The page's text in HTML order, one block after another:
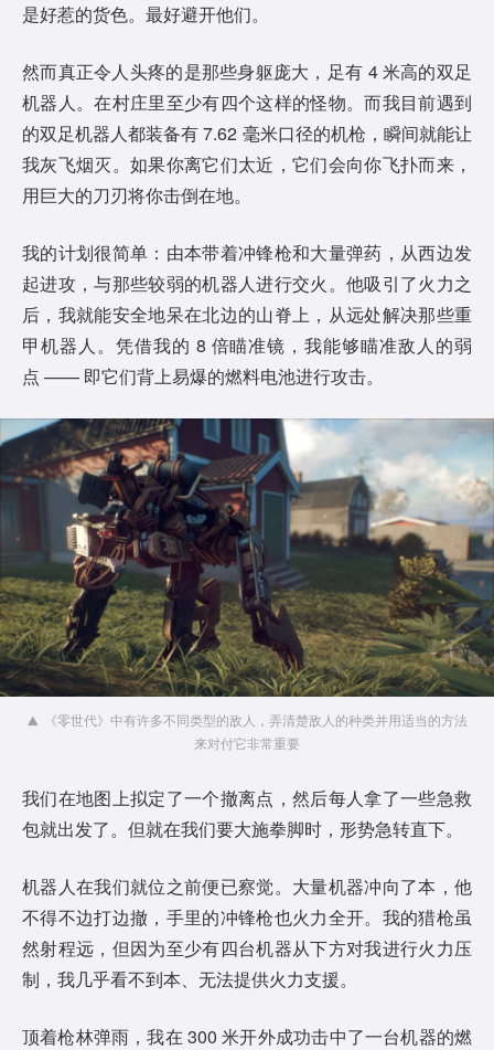
是好惹的货色。最好避开他们。
然而真正令人头疼的是那些身躯庞大，足有 4 米高的双足
机器人。在村庄里至少有四个这样的怪物。而我目前遇到
的双足机器人都装备有 7.62 毫米口径的机枪，瞬间就能让
我灰飞烟灭。如果你离它们太近，它们会向你飞扑而来，
用巨大的刀刃将你击倒在地。
我的计划很简单：由本带着冲锋枪和大量弹药，从西边发
起进攻，与那些较弱的机器人进行交火。他吸引了火力之
后，我就能安全地呆在北边的山脊上，从远处解决那些重
甲机器人。凭借我的 8 倍瞄准镜，我能够瞄准敌人的弱
点 —— 即它们背上易爆的燃料电池进行攻击。
《零世代》中有许多不同类型的敌人，弄清楚敌人的种类并用适当的方法
来对付它非常重要
我们在地图上拟定了一个撤离点，然后每人拿了一些急救
包就出发了。但就在我们要大施拳脚时，形势急转直下。
机器人在我们就位之前便已察觉。大量机器冲向了本，他
不得不边打边撤，手里的冲锋枪也火力全开。我的猎枪虽
然射程远，但因为至少有四台机器从下方对我进行火力压
制，我几乎看不到本、无法提供火力支援。
顶着枪林弹雨，我在 300 米开外成功击中了一台机器的燃